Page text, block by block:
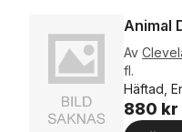
Animal
Av
fl.
Häftad,
880 kr